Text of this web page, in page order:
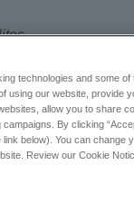
technologies and some
using our website, provide
allow you to share
By clicking
below). You can change
Review our Cookie